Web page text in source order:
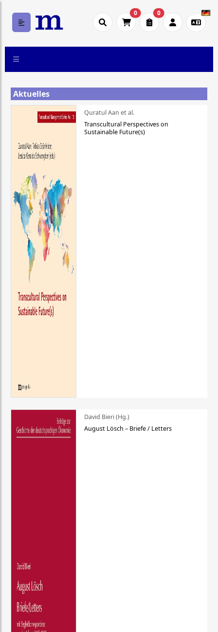
0 0
Aktuelles
Quratul Aan et al.
Transcultural Perspectives on
Sustainable Future(s)
David Bieri (Hg.)
August Lösch – Briefe / Letters